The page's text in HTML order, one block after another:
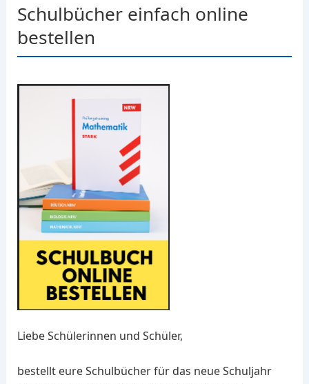
Schulbücher einfach online
bestellen
Liebe Schülerinnen und Schüler,
bestellt eure Schulbücher für das neue Schuljahr